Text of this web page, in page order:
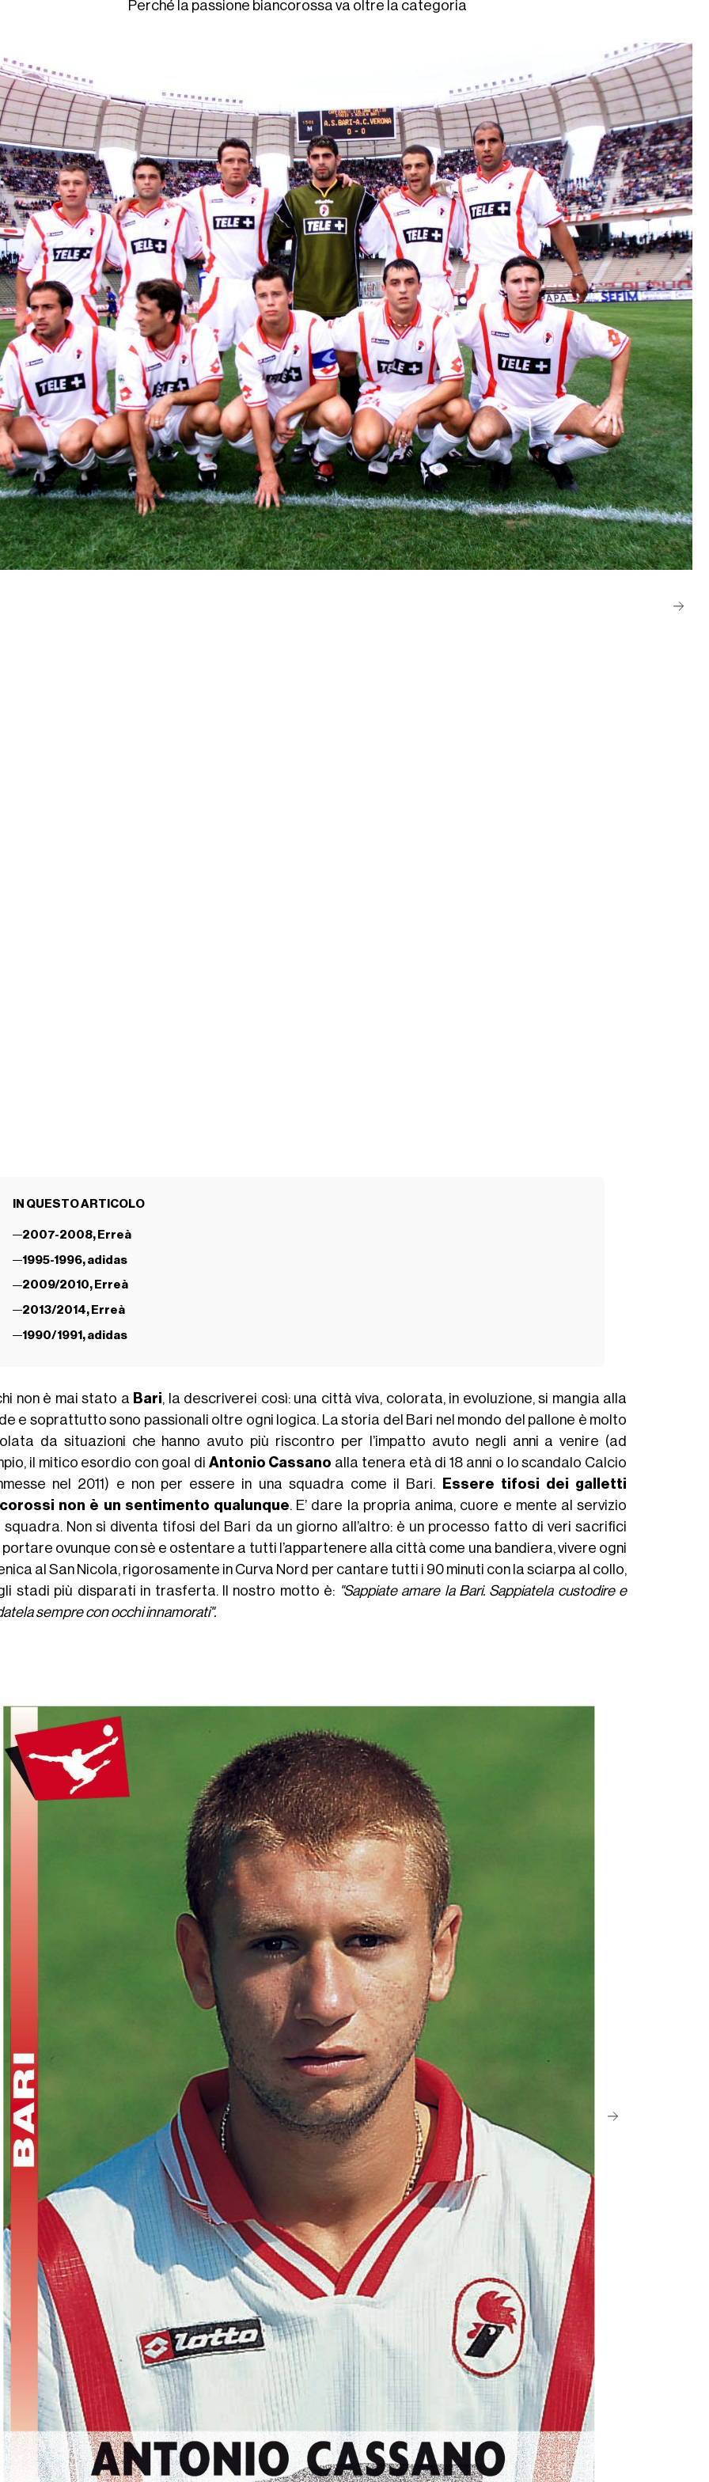
Perché la passione biancorossa va oltre la categoria
IN QUESTO ARTICOLO
2007-2008, Erreà
1995-1996, adidas
2009/2010, Erreà
2013/2014, Erreà
1990/1991, adidas
non è mai stato a Bari, la descriverei così: una città viva, colorata, in evoluzione, si mangia alla
e soprattutto sono passionali oltre ogni logica. La storia del Bari nel mondo del pallone è molto
da situazioni che hanno avuto più riscontro per l’impatto avuto negli anni a venire (ad
il mitico esordio con goal di Antonio Cassano alla tenera età di 18 anni o lo scandalo Calcio
nel 2011) e non per essere in una squadra come il Bari.
Essere tifosi dei galletti
non è un sentimento qualunque. E’ dare la propria anima, cuore e mente al servizio
squadra. Non si diventa tifosi del Bari da un giorno all’altro: è un processo fatto di veri sacrifici
portare ovunque con sè e ostentare a tutti l’appartenere alla città come una bandiera, vivere ogni
al San Nicola, rigorosamente in Curva Nord per cantare tutti i 90 minuti con la sciarpa al collo,
stadi più disparati in trasferta. Il nostro motto è: "Sappiate amare la Bari. Sappiatela custodire e
sempre con occhi innamorati".